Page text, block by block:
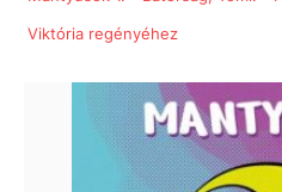
Viktória regényéhez